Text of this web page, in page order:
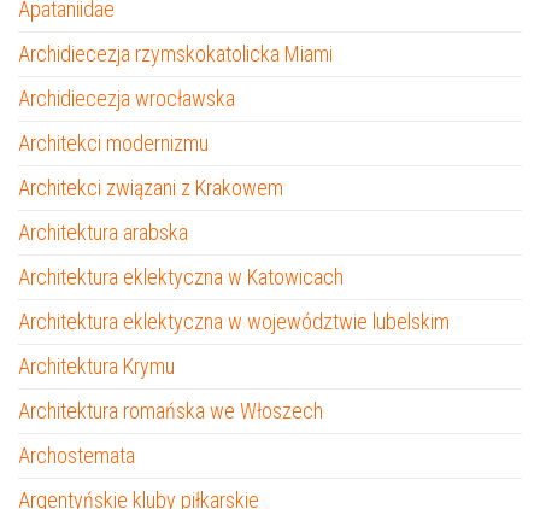
Apataniidae
Archidiecezja rzymskokatolicka Miami
Archidiecezja wrocławska
Architekci modernizmu
Architekci związani z Krakowem
Architektura arabska
Architektura eklektyczna w Katowicach
Architektura eklektyczna w województwie lubelskim
Architektura Krymu
Architektura romańska we Włoszech
Archostemata
Argentyńskie kluby piłkarskie